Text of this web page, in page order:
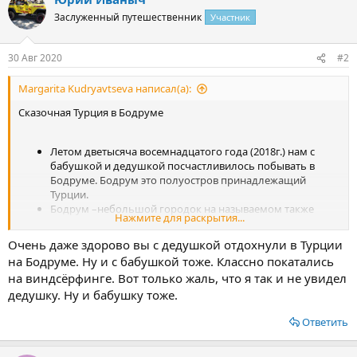
ц
и
Заслуженный путешественник Участник
30 Авг 2020 #2
Margarita Kudryavtseva написал(а):
Сказочная Турция в Бодруме
Летом дветысяча восемнадцатого года (2018г.) нам с
бабушкой и дедушкой посчастливилось побывать в
Бодруме. Бодрум это полуостров принадлежащий
Турции.
Бодрум –небольшой городок на называемом также
полуостровквке на юго-западе всеми любимой Турции,
омываемом водами Эгейского моря. Он расположен на
берегу залива, разделенного мысом на две бухты. Это не
типичное направление большинства туристов. Поэтому
людей там меньше. Но не на много))) мы туда полетели
только из-за виндсёрфинга доступного на пляжах) Почти
чистая. Но к огромному сожалению очень холодная!!!
Примерно 20 градусов (20). Меня и дедушек это не
Нажмите для раскрытия...
Очень даже здорово вы с дедушкой отдохнули в Турции
на Бодруме. Ну и с бабушкой тоже. Классно покатались
на виндсёрфинге. Вот только жаль, что я так и не увидел
дедушку. Ну и бабушку тоже.
Ответить